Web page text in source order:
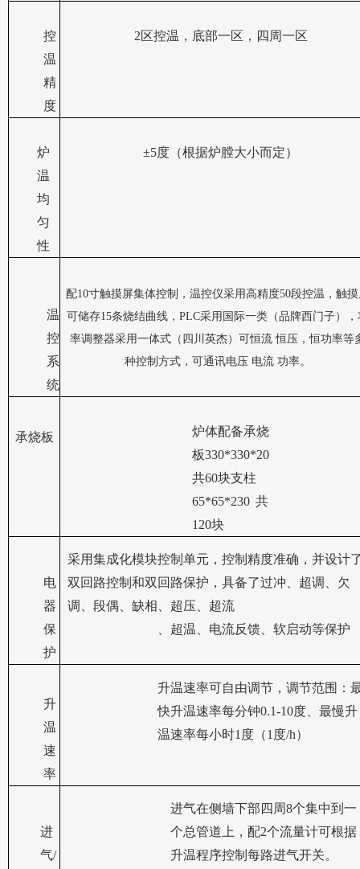
控
温
精
度
2区控温，底部一区，四周一区
炉
温
均
匀
性
±5度（根据炉膛大小而定）
温
控
系
统
配10寸触摸屏集体控制，温控仪采用高精度50段控温，触摸
可储存15条烧结曲线，PLC采用国际一类（品牌西门子），
率调整器采用一体式（四川英杰）可恒流 恒压，恒功率等
种控制方式，可通讯电压 电流 功率。
承烧板
炉体配备承烧
板330*330*20
共60块支柱
65*65*230 共
120块
电
器
保
护
采用集成化模块控制单元，控制精度准确，并设计
双回路控制和双回路保护，具备了过冲、超调、欠
调、段偶、缺相、超压、超流
、超温、电流反馈、软启动等保护
升
温
速
率
升温速率可自由调节，调节范围：
快升温速率每分钟0.1-10度、最慢升
温速率每小时1度（1度/h）
进
气/
进气在侧墙下部四周8个集中到一
个总管道上，配2个流量计可根据
升温程序控制每路进气开关。